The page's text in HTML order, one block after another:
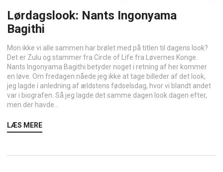
Lørdagslook: Nants Ingonyama
Bagithi
Mon ikke vi alle sammen har brølet med på titlen til dagens look?
Det er Zulu og stammer fra Circle of Life fra Løvernes Konge.
Nants Ingonyama Bagithi betyder noget i retning af her kommer
en løve. Om fredagen nåede jeg ikke at tage billeder af det look,
jeg lagde i anledning af ældstens fødselsdag, hvor vi blandt andet
var i biografen. Så jeg lagde det samme dagen look dagen efter,
men der havde...
LÆS MERE